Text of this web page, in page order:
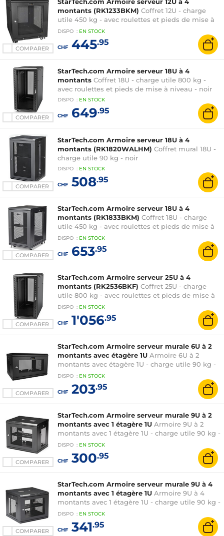
COMPARER
montants (RK1233BKM) Coffret 12U - charge
utile 450 kg - avec roulettes et pieds de mise à
niveau - noir
DISPO : EN STOCK
CHF445.95
COMPARER
StarTech.com Armoire serveur 18U à 4
montants Coffret 18U - charge utile 800 kg -
avec roulettes et pieds de mise à niveau - noir
DISPO : EN STOCK
CHF649.95
COMPARER
StarTech.com Armoire serveur 18U à 4
montants (RK1820WALHM) Coffret mural 18U -
charge utile 90 kg - noir
DISPO : EN STOCK
CHF508.95
COMPARER
StarTech.com Armoire serveur 18U à 4
montants (RK1833BKM) Coffret 18U - charge
utile 450 kg - avec roulettes et pieds de mise à
niveau - noir
DISPO : EN STOCK
CHF653.95
COMPARER
StarTech.com Armoire serveur 25U à 4
montants (RK2536BKF) Coffret 25U - charge
utile 800 kg - avec roulettes et pieds de mise à
niveau - noir
DISPO : EN STOCK
CHF1'056.95
COMPARER
StarTech.com Armoire serveur murale 6U à 2
montants avec étagère 1U Armoire 6U à 2
montants avec étagère 1U - charge utile 90 kg -
noir
DISPO : EN STOCK
CHF203.95
COMPARER
StarTech.com Armoire serveur murale 9U à 2
montants avec 1 étagère 1U Armoire 9U à 2
montants avec 1 étagère 1U - charge utile 90 kg -
noir
DISPO : EN STOCK
CHF300.95
COMPARER
StarTech.com Armoire serveur murale 9U à 4
montants avec 1 étagère 1U Armoire 9U à 4
montants avec 1 étagère 1U - charge utile 90 kg -
noir
DISPO : EN STOCK
CHF341.95